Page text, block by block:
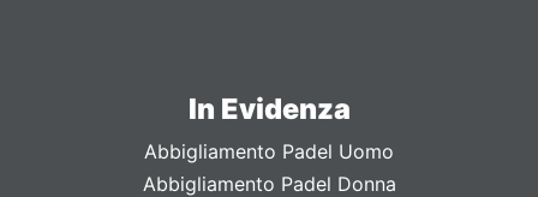
In Evidenza
Abbigliamento Padel Uomo
Abbigliamento Padel Donna